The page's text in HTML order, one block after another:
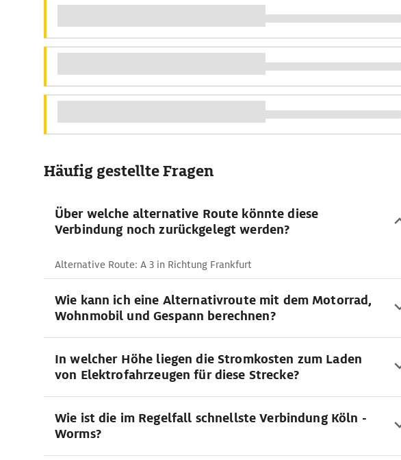
Häufig gestellte Fragen
Über welche alternative Route könnte diese
Verbindung noch zurückgelegt werden?
Alternative Route: A 3 in Richtung Frankfurt
Wie kann ich eine Alternativroute mit dem Motorrad,
Wohnmobil und Gespann berechnen?
In welcher Höhe liegen die Stromkosten zum Laden
von Elektrofahrzeugen für diese Strecke?
Wie ist die im Regelfall schnellste Verbindung Köln -
Worms?